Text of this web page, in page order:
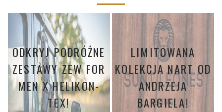
ODKRYJ PODRÓŻNE
ZESTAWY ZEW FOR
MEN X HELIKON-
TEX!
LIMITOWANA
KOLEKCJA NART OD
ANDRZEJA
BARGIELA!